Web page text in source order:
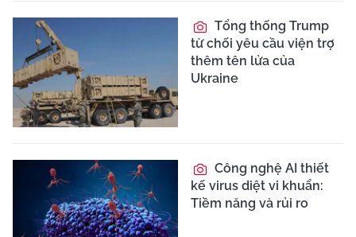
Tổng thống Trump
từ chối yêu cầu viện trợ
thêm tên lửa của
Ukraine
Công nghệ AI thiết
kế virus diệt vi khuẩn:
Tiềm năng và rủi ro